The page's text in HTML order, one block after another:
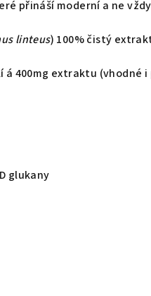
přináší moderní a ne
linteus) 100% čistý
á 400mg extraktu (vhodné i
glukany